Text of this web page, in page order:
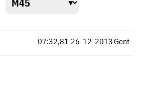
Gent
07:32,81 -
26-12-2013